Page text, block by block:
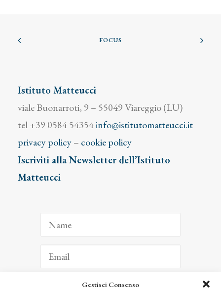
Gestisci Consenso
FOCUS
Istituto Matteucci
viale Buonarroti, 9 – 55049 Viareggio (LU)
tel +39 0584 54354info@istitutomatteucci.it
privacy policy– cookie policy
Iscriviti alla Newsletter dell’Istituto
Matteucci
ISCRIVITI